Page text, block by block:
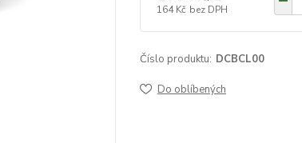
164 Kč bez DPH
Číslo produktu: DCBCL00
Do oblíbených